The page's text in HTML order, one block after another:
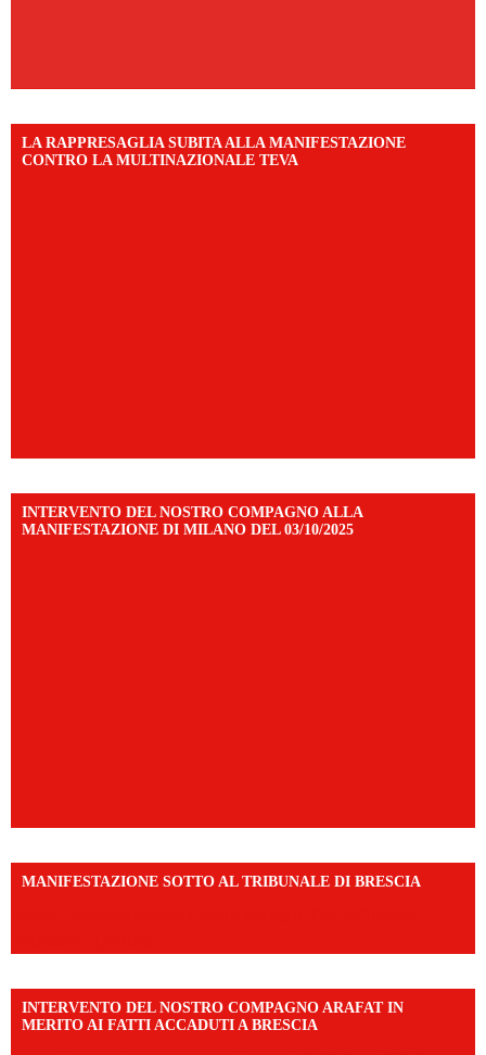
LA RAPPRESAGLIA SUBITA ALLA MANIFESTAZIONE
CONTRO LA MULTINAZIONALE TEVA
INTERVENTO DEL NOSTRO COMPAGNO ALLA
MANIFESTAZIONE DI MILANO DEL 03/10/2025
MANIFESTAZIONE SOTTO AL TRIBUNALE DI BRESCIA
INTERVENTO DEL NOSTRO COMPAGNO ARAFAT IN
MERITO AI FATTI ACCADUTI A BRESCIA